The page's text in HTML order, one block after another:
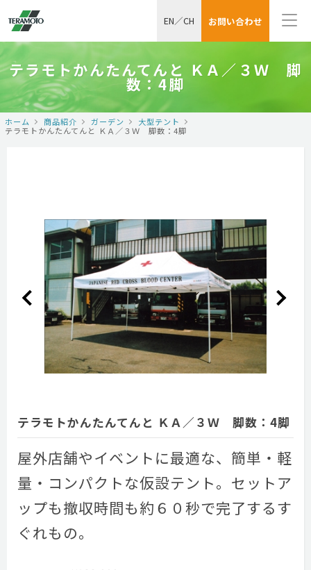
お問い合わせ
EN／CH
テラモトかんたんてんと ＫＡ／３Ｗ 脚
数：4脚
ホーム 商品紹介 ガーデン
大型テント
テラモトかんたんてんと ＫＡ／３Ｗ 脚数：4脚
テラモトかんたんてんと ＫＡ／３Ｗ 脚数：4脚
屋外店舗やイベントに最適な、簡単・軽
量・コンパクトな仮設テント。セットア
ップも撤収時間も約６０秒で完了するす
ぐれもの。